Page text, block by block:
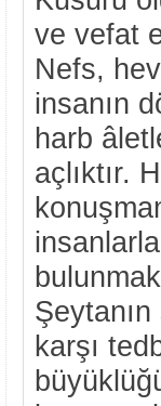
ve vefat
Nefs,
insanın
harb
açlıktır.
karşı